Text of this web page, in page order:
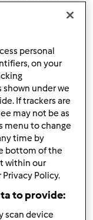
przez punkty.
automatycznie
fartucha obok
które są
otrzymujesz
użytkownika.
aktywności
personal
on your
under we
If trackers are
may not be as
menu to change
time by
bottom of the
within our
Policy.
to provide:
scan device